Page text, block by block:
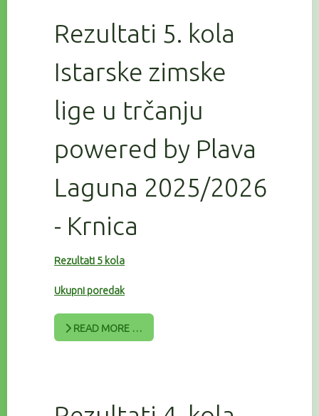
Rezultati 5. kola
Istarske zimske
lige u trčanju
powered by Plava
Laguna 2025/2026
- Krnica
Rezultati 5 kola
Ukupni poredak
READ MORE …